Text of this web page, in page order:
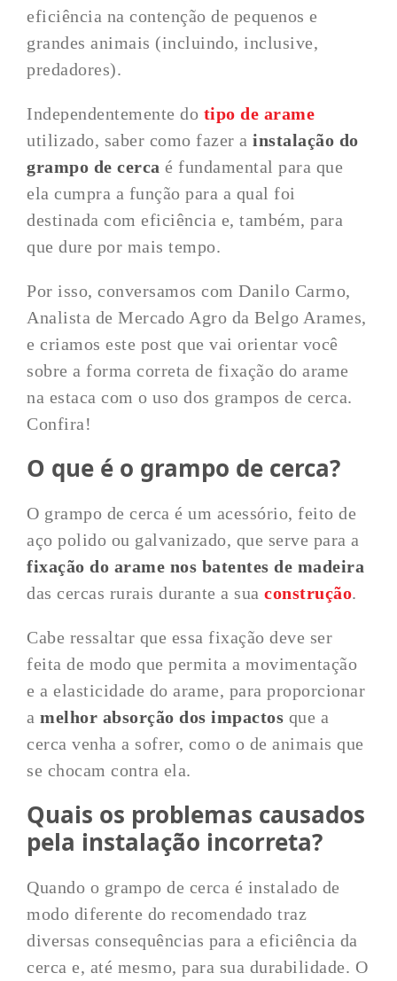
eficiência na contenção de pequenos e
grandes animais (incluindo, inclusive,
predadores).
Independentemente do tipo de arame
utilizado, saber como fazer ainstalação do
grampo de cercaé fundamental para que
ela cumpra a função para a qual foi
destinada com eficiência e, também, para
que dure por mais tempo.
Por isso, conversamos com Danilo Carmo,
Analista de Mercado Agro da Belgo Arames,
e criamos este post que vai orientar você
sobre a forma correta de fixação do arame
na estaca com o uso dos grampos de cerca.
Confira!
O que é o grampo de cerca?
O grampo de cerca é um acessório, feito de
aço polido ou galvanizado, que serve para a
fixação do arame nos batentes de madeira
das cercas rurais durante a suaconstrução.
Cabe ressaltar que essa fixação deve ser
feita de modo que permita a movimentação
e a elasticidade do arame, para proporcionar
amelhor absorção dos impactos que a
cerca venha a sofrer, como o de animais que
se chocam contra ela.
Quais os problemas causados
pela instalação incorreta?
Quando o grampo de cerca é instalado de
modo diferente do recomendado traz
diversas consequências para a eficiência da
cerca e, até mesmo, para sua durabilidade. O